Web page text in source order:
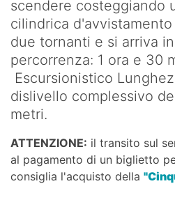
scendere costeggiando
cilindrica
due tornanti e si arriva
percorrenza: 1 ora e 30
Escursionistico
dislivello complessivo
metri.
ATTENZIONE: il transito sul
al pagamento di un biglietto
consiglia l'acquisto della